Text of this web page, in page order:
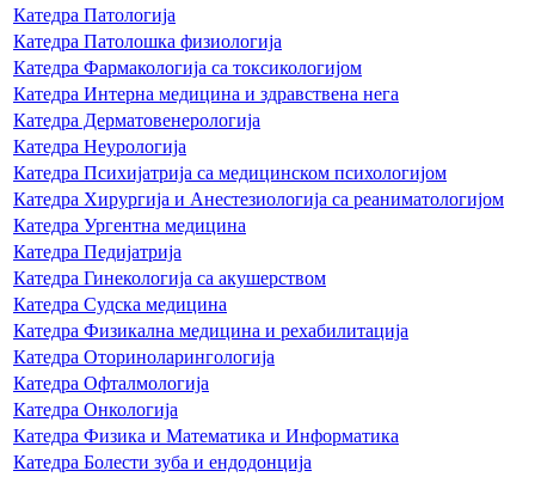
Катедра Патологија
Катедра Патолошка физиологија
Катедра Фармакологија са токсикологијом
Катедра Интерна медицина и здравствена нега
Катедра Дерматовенерологија
Катедра Неурологија
Катедра Психијатрија са медицинском психологијом
Катедра Хирургија и Анестезиологија са реаниматологијом
Катедра Ургентна медицина
Катедра Педијатрија
Катедра Гинекологија са акушерством
Катедра Судска медицина
Катедра Физикална медицина и рехабилитација
Катедра Оториноларингологија
Катедра Офталмологија
Катедра Онкологија
Катедра Физика и Математика и Информатика
Катедра Болести зуба и ендодонција